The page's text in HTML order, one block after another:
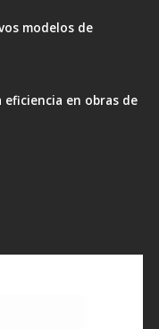
modelos de
eficiencia en obras de